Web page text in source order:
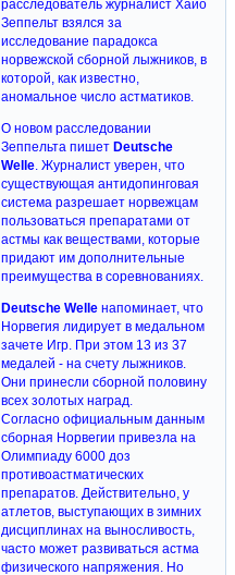
расследователь журналист Хайо
Зеппельт взялся за
исследование парадокса
норвежской сборной лыжников, в
которой, как известно,
аномальное число астматиков.
О новом расследовании
Зеппельта пишет Deutsche
Welle . Журналист уверен, что
существующая антидопинговая
система разрешает норвежцам
пользоваться препаратами от
астмы как веществами, которые
придают им дополнительные
преимущества в соревнованиях.
Deutsche Welle напоминает, что
Норвегия лидирует в медальном
зачете Игр. При этом 13 из 37
медалей - на счету лыжников.
Они принесли сборной половину
всех золотых наград.
Согласно официальным данным
сборная Норвегии привезла на
Олимпиаду 6000 доз
противоастматических
препаратов. Действительно, у
атлетов, выступающих в зимних
дисциплинах на выносливость,
часто может развиваться астма
физического напряжения. Но